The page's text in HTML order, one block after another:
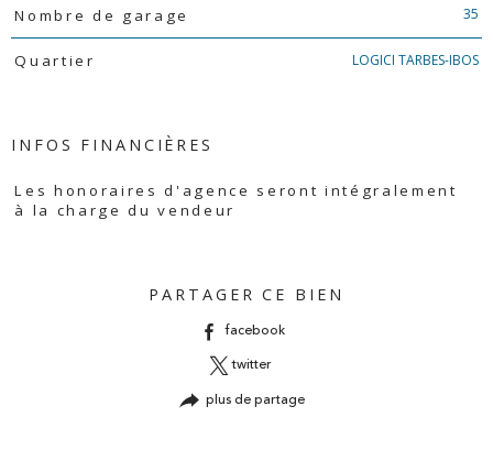
Nombre de garage 35
Quartier LOGICI TARBES-IBOS
INFOS FINANCIÈRES
Caractéristiques Valeurs
Les honoraires d'agence seront intégralement
à la charge du vendeur
PARTAGER CE BIEN
facebook
twitter
plus de partage